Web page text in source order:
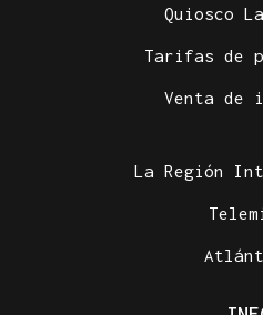
Quiosco
Tarifas de
Venta de
La Región